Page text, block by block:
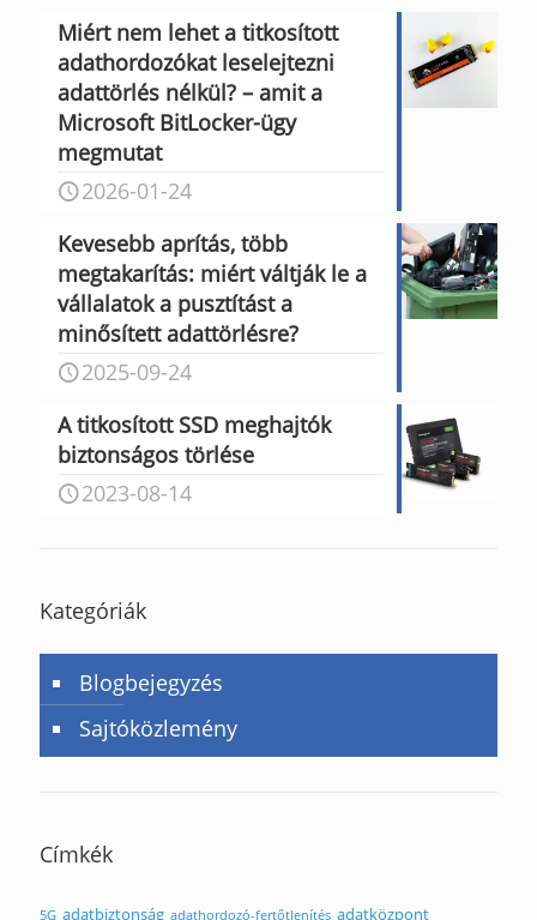
Miért nem lehet a titkosított
adathordozókat leselejtezni
adattörlés nélkül? – amit a
Microsoft BitLocker-ügy
megmutat
2026-01-24
Kevesebb aprítás, több
megtakarítás: miért váltják le a
vállalatok a pusztítást a
minősített adattörlésre?
2025-09-24
A titkosított SSD meghajtók
biztonságos törlése
2023-08-14
Kategóriák
Blogbejegyzés
Sajtóközlemény
Címkék
5G adatbiztonság adathordozó-fertőtlenítés adatközpont